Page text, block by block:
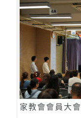
家教會會員大會